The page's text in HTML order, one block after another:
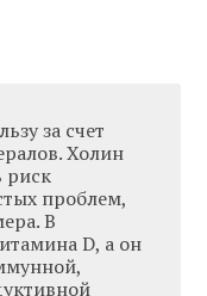
за счет
Холин
риск
проблем,
В
D, а он